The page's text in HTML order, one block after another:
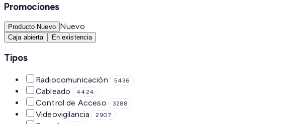
Promociones
Producto Nuevo Nuevo
Caja abierta En existencia
Tipos
Radiocomunicación 5436
Cableado 4424
Control de Acceso 3288
Videovigilancia 2907